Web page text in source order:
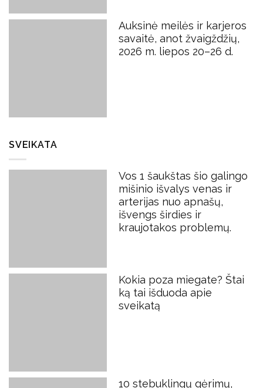
Auksinė meilės ir karjeros
savaitė, anot žvaigždžių,
2026 m. liepos 20–26 d.
SVEIKATA
Vos 1 šaukštas šio galingo
mišinio išvalys venas ir
arterijas nuo apnašų,
išvengs širdies ir
kraujotakos problemų.
Kokia poza miegate? Štai
ką tai išduoda apie
sveikatą
10 stebuklingų gėrimų,